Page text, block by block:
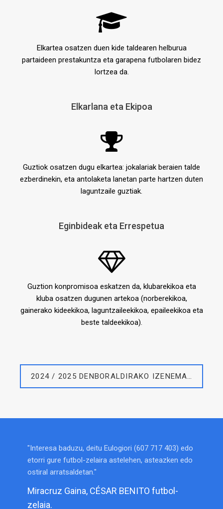
Elkartea osatzen duen kide taldearen helburua
partaideen prestakuntza eta garapena futbolaren bidez
lortzea da.
Elkarlana eta Ekipoa
Guztiok osatzen dugu elkartea: jokalariak beraien talde
ezberdinekin, eta antolaketa lanetan parte hartzen duten
laguntzaile guztiak.
Eginbideak eta Errespetua
Guztion konpromisoa eskatzen da, klubarekikoa eta
kluba osatzen dugunen artekoa (norberekikoa,
gainerako kideekikoa, laguntzaileekikoa, epaileekikoa eta
beste taldeekikoa).
2024 / 2025 DENBORALDIRAKO IZENEMATEAK
Interesa baduzu, deitu Eulogiori (607 717 403) edo
etorri gure futbol-zelaira astelehen, asteazken edo
ostiral arratsaldetan.
Miracruz Gaina, CÉSAR BENITO futbol-
zelaia.